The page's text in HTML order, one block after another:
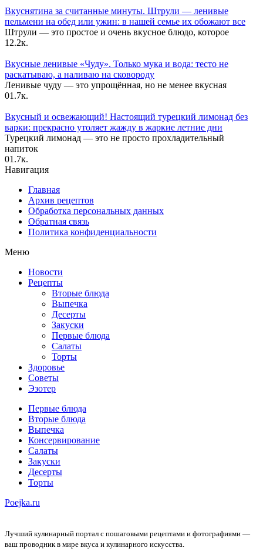
Вкуснятина за считанные минуты. Штрули — ленивые
пельмени на обед или ужин: в нашей семье их обожают все
Штрули — это простое и очень вкусное блюдо, которое
1 2.2к.
Вкусные ленивые «Чуду». Только мука и вода: тесто не
раскатываю, а наливаю на сковороду
Ленивые чуду — это упрощённая, но не менее вкусная
01.7к.
Вкусный и освежающий! Настоящий турецкий лимонад без
варки: прекрасно утоляет жажду в жаркие летние дни
Турецкий лимонад — это не просто прохладительный
напиток
01.7к.
Навигация
Главная
Архив рецептов
Обработка персональных данных
Обратная связь
Политика конфиденциальности
Меню
Новости
Рецепты
Вторые блюда
Выпечка
Десерты
Закуски
Первые блюда
Салаты
Торты
Здоровье
Советы
Эзотер
Первые блюда
Вторые блюда
Выпечка
Консервирование
Салаты
Закуски
Десерты
Торты
Poejka.ru
Лучший кулинарный портал с пошаговыми рецептами и фотографиями —
ваш проводник в мире вкуса и кулинарного искусства.